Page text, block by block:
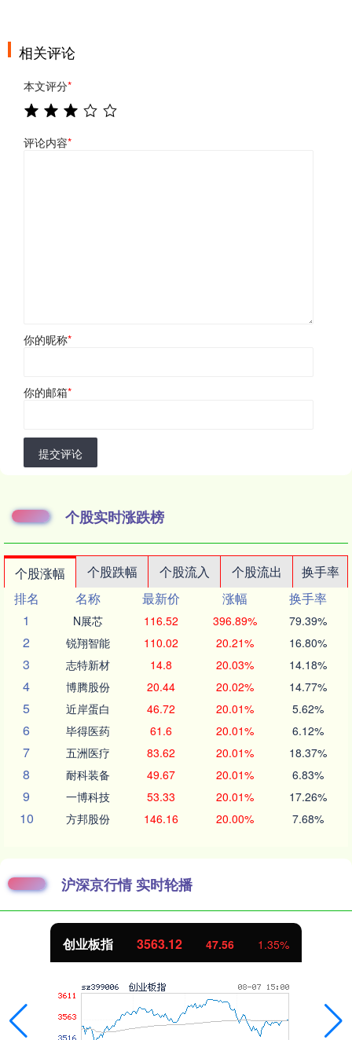
相关评论
本文评分*
评论内容*
你的昵称*
你的邮箱*
提交评论
个股实时涨跌榜
个股涨幅 个股跌幅 个股流入 个股流出
换手率
排名
名称 最新价 涨幅
换手率
1
N展芯 116.52 396.89% 79.39%
2 锐翔智能 110.02 20.21% 16.80%
3 志特新材 14.8 20.03% 14.18%
4 博腾股份 20.44 20.02% 14.77%
5 近岸蛋白 46.72 20.01% 5.62%
6 毕得医药 61.6 20.01% 6.12%
7 五洲医疗 83.62 20.01% 18.37%
8 耐科装备 49.67 20.01% 6.83%
9 一博科技 53.33 20.01% 17.26%
10 方邦股份 146.16 20.00% 7.68%
沪深京行情 实时轮播
创业板指 3563.12 47.56 1.35%